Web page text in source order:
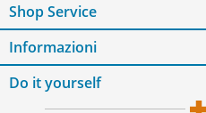
Shop Service
Informazioni
Do it yourself